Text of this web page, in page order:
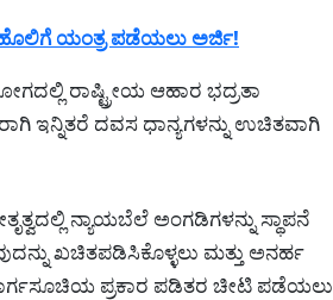
ಹೊಲಿಗೆ ಯಂತ್ರ ಪಡೆಯಲು ಅರ್ಜಿ!
ರಾಷ್ಟ್ರೀಯ ಆಹಾರ ಭದ್ರತಾ
ಇನ್ನಿತರೆ ದವಸ ಧಾನ್ಯಗಳನ್ನು ಉಚಿತವಾಗಿ
ನ್ಯಾಯಬೆಲೆ ಅಂಗಡಿಗಳನ್ನು ಸ್ಥಾಪನೆ
ಖಚಿತಪಡಿಸಿಕೊಳ್ಳಲು ಮತ್ತು ಅನರ್ಹ
ಪ್ರಕಾರ ಪಡಿತರ ಚೀಟಿ ಪಡೆಯಲು